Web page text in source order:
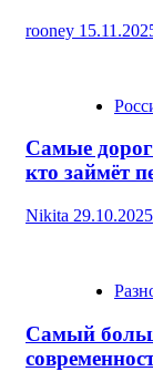
rooney
Самые
кто займёт
Nikita 29.10.2025
Самый